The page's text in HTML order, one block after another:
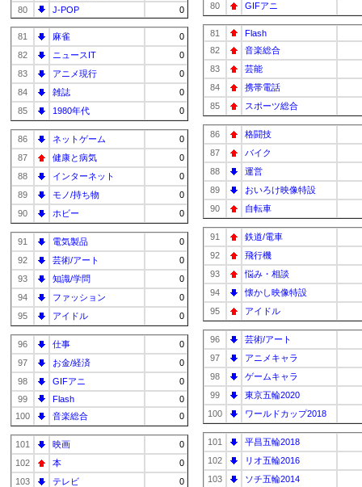
80
J-POP 0
81 麻雀
0
82
ニュースIT
0
83
アニメ現行
0
84
雑誌
0
85
1980年代 0
86 ネットゲーム
0
87
健康と病気
0
88
インターネット
0
89
モノ/持ち物
0
90
ホビー 0
91 電気製品
0
92
芸術/アート
0
93
知識/学問
0
94
ファッション
0
95
アイドル 0
96 仕事
0
97
お金/経済
0
98
GIFアニ
0
99
Flash
0
100
音楽総合 0
101 映画
0
102
本
0
103
テレビ 0
80
GIFアニ
81
Flash
82
音楽総合
83
芸能
84
携帯電話
85
スポーツ総合
86
格闘技
87
バイク
88
運営
89
おいろけ映像特設
90
自転車
91
鉄道/電車
92
飛行機
93
悩み・相談
94
懐かし映像特設
95
アイドル
96
芸術/アート
97
アニメキャラ
98
ゲームキャラ
99
東京五輪2020
100
ワールドカップ2018
101
平昌五輪2018
102
リオ五輪2016
103
ソチ五輪2014